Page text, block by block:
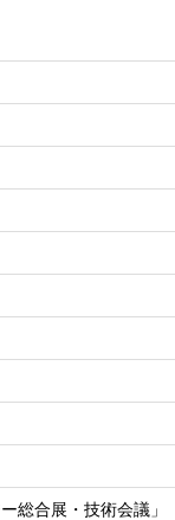
集
総合展・技術会議